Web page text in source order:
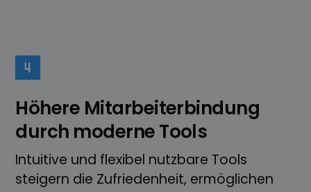
Höhere Mitarbeiter­­­bindung
durch moderne Tools
Intuitive und flexibel nutzbare Tools
steigern die Zufrieden­heit, ermöglichen